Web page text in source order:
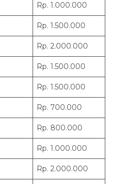
Rp. 1.000.000
Rp. 1.500.000
Rp. 2.000.000
Rp. 1.500.000
Rp. 1.500.000
Rp. 700.000
Rp. 800.000
Rp. 1.000.000
Rp. 2.000.000